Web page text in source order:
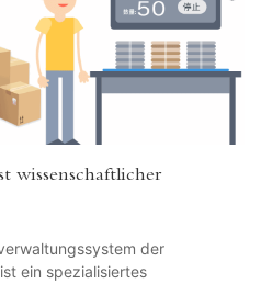
wissenschaftlicher
der
ein spezialisiertes